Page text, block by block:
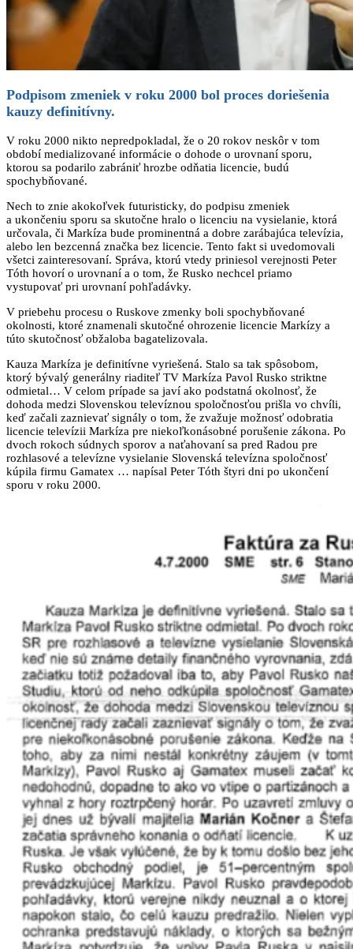
Podpisom zmeniek v roku 2000 bol proces doriešenia
kauzy definitívny.
V roku 2000 nikto nepredpokladal, že o 20 rokov neskôr v tom
období medializované informácie o dohode o urovnaní sporu,
ktorou sa podarilo zabrániť hrozbe odňatia licencie, budú
spochybňované.
Nech to znie akokoľvek futuristicky, do podpisu zmeniek
a ukončeniu sporu sa skutočne hralo o licenciu na vysielanie, ktorá
určovala, či Markíza bude prominentná a dobre zarábajúca televízia,
alebo len bezcenná značka bez licencie. Tento fakt si uvedomovali
všetci zainteresovaní. Správa, ktorú vtedy priniesol verejnosti Peter
Tóth hovorí o urovnaní a o tom, že Rusko nechcel priamo
vystupovať pri urovnaní pohľadávky.
V priebehu procesu o Ruskove zmenky boli spochybňované
okolnosti, ktoré znamenali skutočné ohrozenie licencie Markízy a
túto skutočnosť obžaloba bagatelizovala.
Kauza Markíza je definitívne vyriešená. Stalo sa tak spôsobom,
ktorý bývalý generálny riaditeľ TV Markíza Pavol Rusko striktne
odmietal… V celom prípade sa javí ako podstatná okolnosť, že
dohoda medzi Slovenskou televíznou spoločnosťou prišla vo chvíli,
keď začali zaznievať signály o tom, že zvažuje možnosť odobratia
licencie televízii Markíza pre niekoľkonásobné porušenie zákona. Po
dvoch rokoch súdnych sporov a naťahovaní sa pred Radou pre
rozhlasové a televízne vysielanie Slovenská televízna spoločnosť
kúpila firmu Gamatex … napísal Peter Tóth štyri dni po ukončení
sporu v roku 2000.